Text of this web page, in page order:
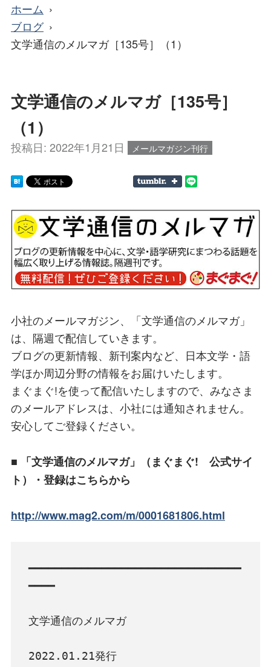
ホーム
ブログ
文学通信のメルマガ［135号］（1）
文学通信のメルマガ［135号］
（1）
投稿日: 2022年1月21日 メールマガジン刊行
小社のメールマガジン、「文学通信のメルマガ」
は、隔週で配信していきます。
ブログの更新情報、新刊案内など、日本文学・語
学ほか周辺分野の情報をお届けいたします。
まぐまぐ!を使って配信いたしますので、みなさま
のメールアドレスは、小社には通知されません。
安心してご登録ください。
■ 「文学通信のメルマガ」（まぐまぐ! 公式サイ
ト）・登録はこちらから
http://www.mag2.com/m/0001681806.html
━━━━━━━━━━━━━━━━━━━━━━━━━━━━━━━━
━━━━
文学通信のメルマガ
2022.01.21発行